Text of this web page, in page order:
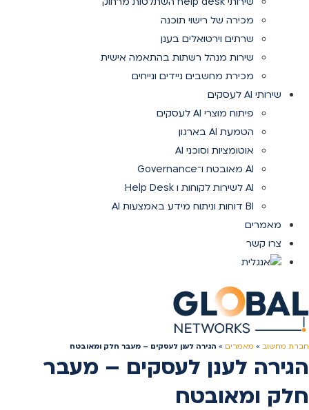
מכירה של רישוי תוכנה
שרתים וירטואלים בענן
שירות מנהל רשתות בהתאמה אישית
מכירת מחשבים ניידים ונייחים
שירותי AI לעסקים
פיתוח מוצרי AI לעסקים
הטמעת AI בארגון
אוטומציות וסוכני AI
AI מאובטח ו־Governance
AI לשירות לקוחות ו Help Desk
BI דוחות וניתוח מידע באמצעות AI
מאמרים
צרו קשר
חברת מחשוב » מאמרים » הגירה לענן לעסקים – מעבר חלק ומאובטח
הגירה לענן לעסקים – מעבר
חלק ומאובטח